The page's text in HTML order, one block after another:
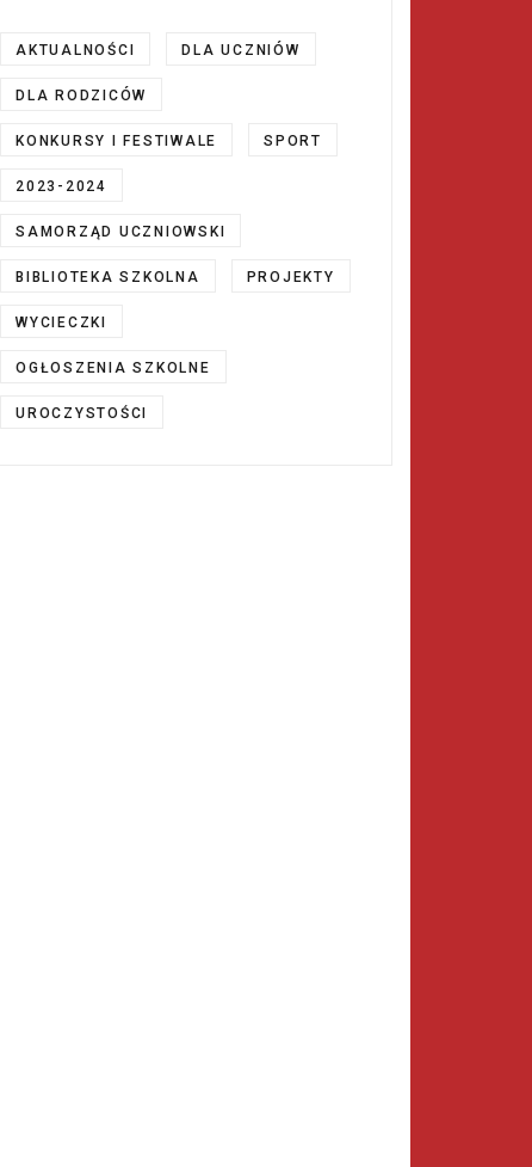
AKTUALNOŚCI DLA UCZNIÓW
DLA RODZICÓW
KONKURSY I FESTIWALE SPORT
2023-2024
SAMORZĄD UCZNIOWSKI
BIBLIOTEKA SZKOLNA PROJEKTY
WYCIECZKI
OGŁOSZENIA SZKOLNE
UROCZYSTOŚCI